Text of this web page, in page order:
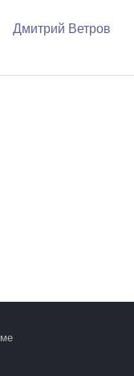
Дмитрий Ветров